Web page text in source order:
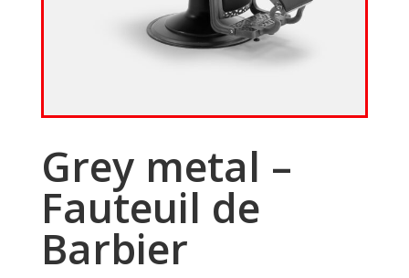
Grey metal –
Fauteuil de
Barbier